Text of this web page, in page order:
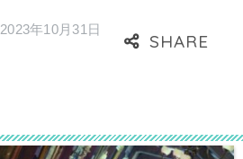
2023年10月31日